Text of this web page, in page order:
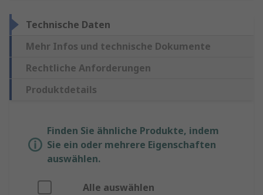
Technische Daten
Mehr Infos und technische Dokumente
Rechtliche Anforderungen
Produktdetails
Finden Sie ähnliche Produkte, indem
Sie ein oder mehrere Eigenschaften
auswählen.
Alle auswählen